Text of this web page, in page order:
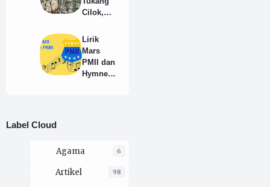
Cilok,
Tidak
Dipanggil
"Man"
atau
"Lek"
Lirik
Mars
PMII dan
Hymne
Label Cloud
Agama 6
Artikel 98